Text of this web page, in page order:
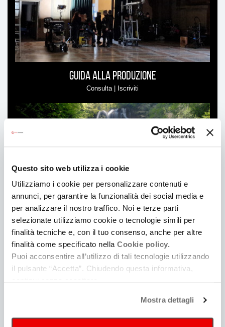
Questo sito web utilizza i cookie
Utilizziamo i cookie per personalizzare contenuti e
annunci, per garantire la funzionalità dei social media e
per analizzare il nostro traffico. Noi e terze parti
selezionate utilizziamo cookie o tecnologie simili per
finalità tecniche e, con il tuo consenso, anche per altre
finalità come specificato nella Cookie policy.
Puoi acconsentire all’utilizzo di tali tecnologie utilizzando
il pulsante “Accetta”. Chiudendo questa informativa,
Mostra dettagli
Guida alla produzione
Consulta | Iscriviti
Location